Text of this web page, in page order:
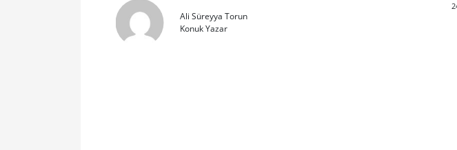
Ali Süreyya Torun
Konuk Yazar